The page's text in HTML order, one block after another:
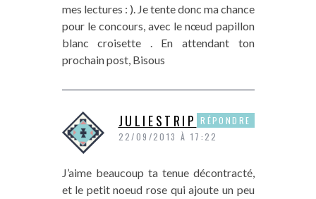
mes lectures : ). Je tente donc ma chance
pour le concours, avec le nœud papillon
blanc croisette . En attendant ton
prochain post, Bisous
JULIESTRIP
22/09/2013 À 17:22
J’aime beaucoup ta tenue décontracté,
et le petit noeud rose qui ajoute un peu
RÉPONDRE